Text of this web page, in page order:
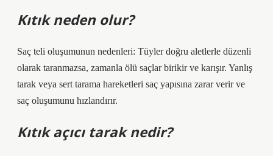
Kıtık neden olur?
Saç teli oluşumunun nedenleri: Tüyler doğru aletlerle düzenli
olarak taranmazsa, zamanla ölü saçlar birikir ve karışır. Yanlış
tarak veya sert tarama hareketleri saç yapısına zarar verir ve
saç oluşumunu hızlandırır.
Kıtık açıcı tarak nedir?